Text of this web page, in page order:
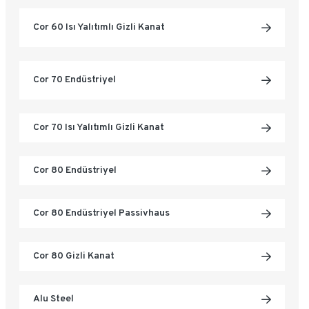
Cor 60 Isı Yalıtımlı Gizli Kanat
Cor 70 Endüstriyel
Cor 70 Isı Yalıtımlı Gizli Kanat
Cor 80 Endüstriyel
Cor 80 Endüstriyel Passivhaus
Cor 80 Gizli Kanat
Alu Steel